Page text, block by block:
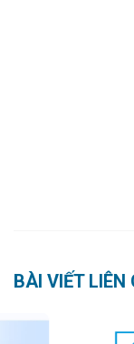
BÀI VIẾT LIÊN